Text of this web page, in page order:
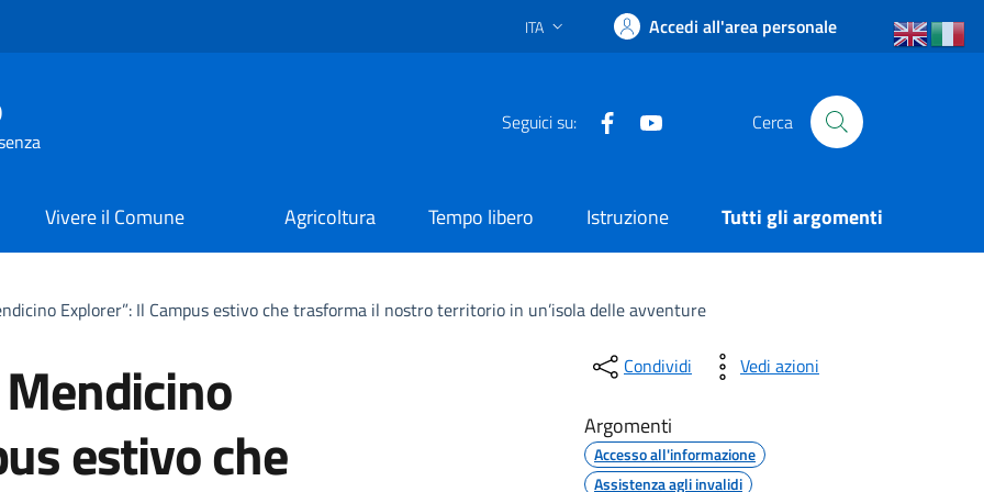
Lingua attiva:
ITA Accedi all'area personale
Seguici su: Facebook Cerca
Vivere il Comune Agricoltura Tempo libero Istruzione Tutti gli argomenti
Explorer”: Il Campus estivo che trasforma il nostro territorio in un’isola delle avventure
estivo che
Condividi Vedi azioni
Argomenti
Accesso all'informazione
Assistenza agli invalidi